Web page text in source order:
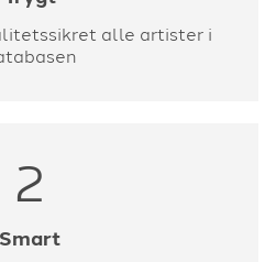
alle artister i
2
Smart